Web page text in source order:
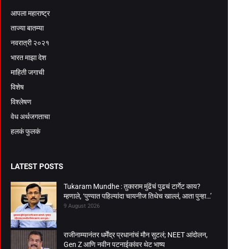
आपला महाराष्ट्र
ताज्या बातम्या
नवरात्री २०२१
भारत माझा देश
माहिती जगाची
विशेष
विश्लेषण
वेध अर्थजगताचा
हलकं फुलकं
LATEST POSTS
Tukaram Mundhe : तुकाराम मुंढेंचं पुढचं टार्गेट काय?
म्हणाले, ‘पुण्यात पहिल्यांदा चायनीज तिथेच खाल्लं, आता पुन्हा…’
9 August 2026
राजीनाम्यानंतर धर्मेंद्र प्रधानांचं मौन सुटलं; NEET आंदोलन,
Gen Z आणि नवीन पटनाईकांवर थेट भाष्य